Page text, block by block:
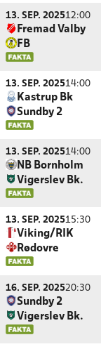
13. SEP. 202512:00
Fremad Valby
FB
13. SEP. 202514:00
Kastrup Bk
Sundby 2
13. SEP. 202514:00
NB Bornholm
Vigerslev Bk.
13. SEP. 202515:30
Viking/RIK
Rødovre
16. SEP. 202520:30
Sundby 2
Vigerslev Bk.